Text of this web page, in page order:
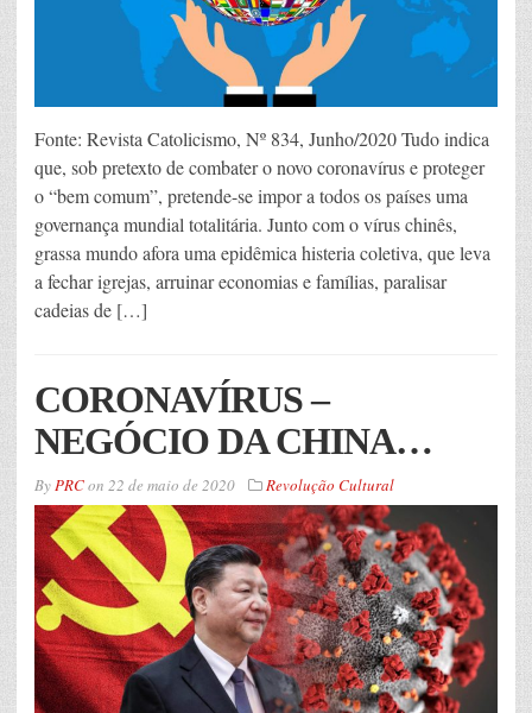
Fonte: Revista Catolicismo, Nº 834, Junho/2020 Tudo indica
que, sob pretexto de combater o novo coronavírus e proteger
o “bem comum”, pretende-se impor a todos os países uma
governança mundial totalitária. Junto com o vírus chinês,
grassa mundo afora uma epidêmica histeria coletiva, que leva
a fechar igrejas, arruinar economias e famílias, paralisar
cadeias de […]
CORONAVÍRUS –
NEGÓCIO DA CHINA…
ByPRCon 22 de maio de 2020 Revolução Cultural